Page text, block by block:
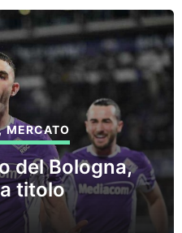
MERCATO
del Bologna,
titolo